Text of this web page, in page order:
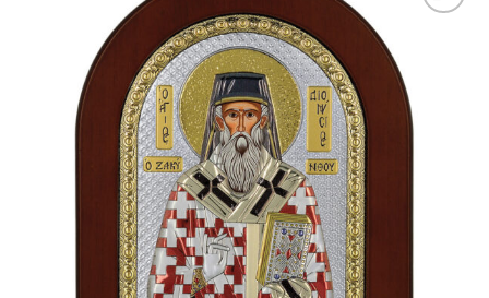
επιθυμιών